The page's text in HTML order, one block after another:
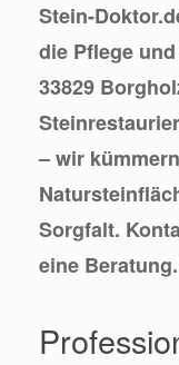
Stein-
die Pflege
33829
– wir
Sorgfalt.
eine